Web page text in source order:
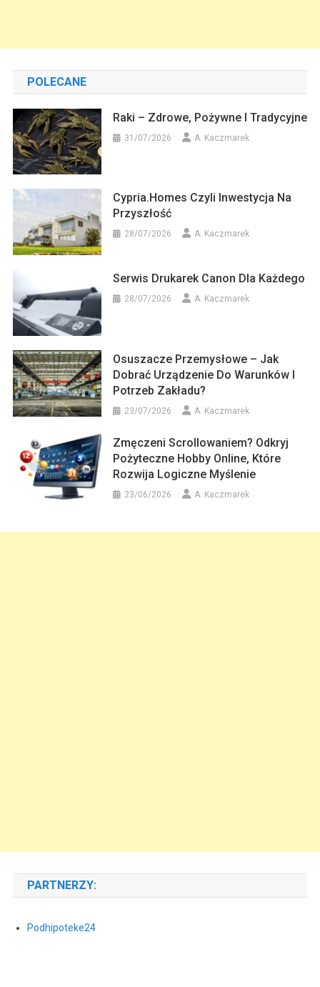
POLECANE
Raki – Zdrowe, Pożywne I Tradycyjne
31/07/2026 A. Kaczmarek
Cypria.homes Czyli Inwestycja Na
Przyszłość
28/07/2026 A. Kaczmarek
Serwis Drukarek Canon Dla Każdego
28/07/2026 A. Kaczmarek
Osuszacze Przemysłowe – Jak
Dobrać Urządzenie Do Warunków I
Potrzeb Zakładu?
23/07/2026 A. Kaczmarek
Zmęczeni Scrollowaniem? Odkryj
Pożyteczne Hobby Online, Które
Rozwija Logiczne Myślenie
23/06/2026 A. Kaczmarek
PARTNERZY:
Podhipoteke24